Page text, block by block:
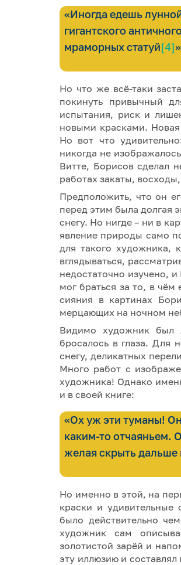
«Иногда едешь
гигантского
мраморных статуй[4]
Но что же всё-таки
покинуть привычный
испытания, риск и
новыми красками.
Но вот что
никогда не
Витте, Борисов сделал
работах закаты,
Предположить, что он
перед этим была долгая
снегу. Но нигде – ни в
явление природы само
для такого художника,
вглядываться,
недостаточно изучено,
мог браться за то, в
сияния в картинах
мерцающих на ночном
Видимо художник был
бросалось в глаза. Для
снегу, деликатных
Много работ с
художника! Однако
и в своей книге:
«Ох уж эти туманы!
каким-то отчаяньем.
желая скрыть дальше
Но именно в этой, на
краски и удивительные
было действительно
художник сам
золотистой зарёй и
эту иллюзию и